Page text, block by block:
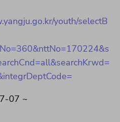
youth/selectB
07 ~